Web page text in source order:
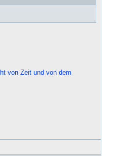
von Zeit und von dem